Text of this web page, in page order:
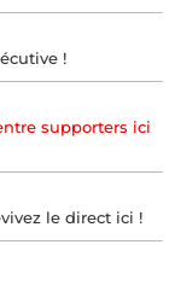
!
supporters ici
le direct ici !